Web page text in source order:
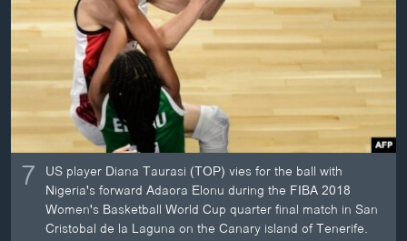
7 US player Diana Taurasi (TOP) vies for the ball with
Nigeria's forward Adaora Elonu during the FIBA 2018
Women's Basketball World Cup quarter final match in San
Cristobal de la Laguna on the Canary island of Tenerife.